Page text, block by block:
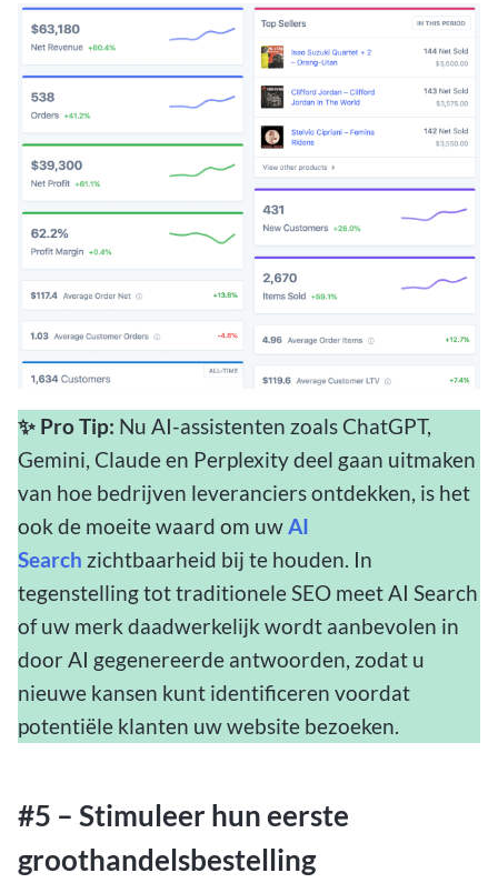
✨️ Pro Tip: Nu AI-assistenten zoals ChatGPT,
Gemini, Claude en Perplexity deel gaan uitmaken
van hoe bedrijven leveranciers ontdekken, is het
ook de moeite waard om uwAI
Search zichtbaarheid bij te houden. In
tegenstelling tot traditionele SEO meet AI Search
of uw merk daadwerkelijk wordt aanbevolen in
door AI gegenereerde antwoorden, zodat u
nieuwe kansen kunt identificeren voordat
potentiële klanten uw website bezoeken.
#5 – Stimuleer hun eerste
groothandelsbestelling